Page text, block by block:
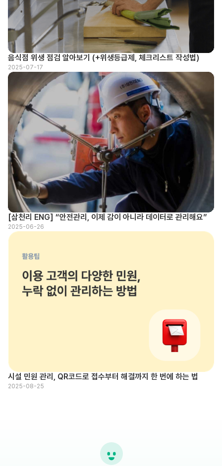
음식점 위생 점검 알아보기 (+위생등급제, 체크리스트 작성법)
2025-07-17
[삼천리 ENG] “안전관리, 이제 감이 아니라 데이터로 관리해요”
2025-06-26
시설 민원 관리, QR코드로 접수부터 해결까지 한 번에 하는 법
2025-08-25